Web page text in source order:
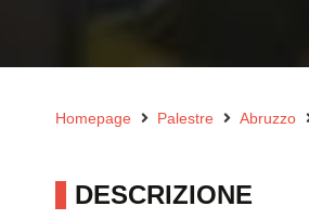
Homepage Palestre Abruzzo
DESCRIZIONE